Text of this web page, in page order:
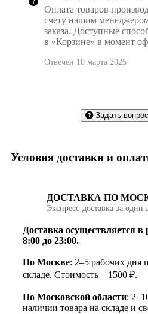
Оплата товаров
счету нашим
заказа. Доступные
в «Корзине» в момент
Отвечен 10 марта 2025
Задать
Условия доставки и
ДОСТАВКА ПО
Экспресс‑доставка за один
Доставка осуществляется в
8:00 до 23:00.
По Москве: 2–5 рабочих дня
складе. Стоимость – 1500 ₽.
По Московской области:
наличии товара на складе и